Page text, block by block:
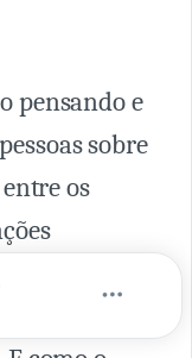
pensando e
sobre
os